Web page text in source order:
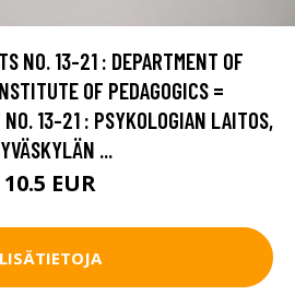
NO. 13-21 : DEPARTMENT OF
OF PEDAGOGICS =
13-21 : PSYKOLOGIAN LAITOS,
...
10.5 EUR
LISÄTIETOJA